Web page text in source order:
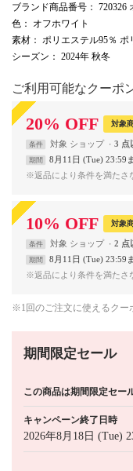
ブランド商品番号 ： 720326
色 ： オフホワイト
素材 ： ポリエステル95％ ポ
シーズン ： 2024年 秋冬
ご利用可能なクーポ
20% OFF 対象
条件 対象 ショップ 3 点
期間 8月11日 (Tue) 23:59
※返品により条件を満たさ
10% OFF 対象
条件 対象 ショップ 2 点
期間 8月11日 (Tue) 23:59
※返品により条件を満たさ
※1回のご注文に使えるクー
期間限定セール
この商品は期間限定セー
キャンペーン終了日時
2026年8月18日 (Tue)